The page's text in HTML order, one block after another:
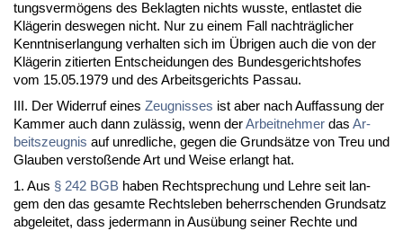
tungs­vermögens des Be­klag­ten nichts wuss­te, ent­las­tet die
Kläge­rin des­we­gen nicht. Nur zu ei­nem Fall nachträgli­cher
Kennt­nis­er­lan­gung ver­hal­ten sich im Übri­gen auch die von der
Kläge­rin zi­tier­ten Ent­schei­dun­gen des Bun­des­ge­richts­ho­fes
vom 15.05.1979 und des Ar­beits­ge­richts Pas­sau.
III. Der Wi­der­ruf ei­nes Zeug­nis­ses ist aber nach Auf­fas­sung der
Kam­mer auch dann zulässig, wenn derAr­beit­neh­mer das Ar­
beits­zeug­nis auf un­red­li­che, ge­gen die Grundsätze von Treu und
Glau­ben ver­s­toßen­de Art und Wei­se er­langt hat.
1. Aus § 242 BGB ha­ben Recht­spre­chung und Leh­re seit lan­
gem den das ge­sam­te Rechts­le­ben be­herr­schen­den Grund­satz
ab­ge­lei­tet, dass je­der­mann in Ausübung sei­ner Rech­te und